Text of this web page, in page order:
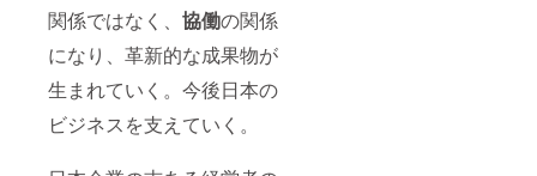
関係ではなく、 協働の関係
になり、革新的な成果物が
生まれていく。今後日本の
ビジネスを支えていく。